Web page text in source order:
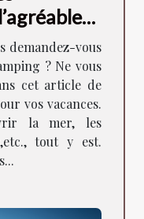
demandez-vous
? Ne vous
cet article de
vos vacances.
la mer, les
tout y est.